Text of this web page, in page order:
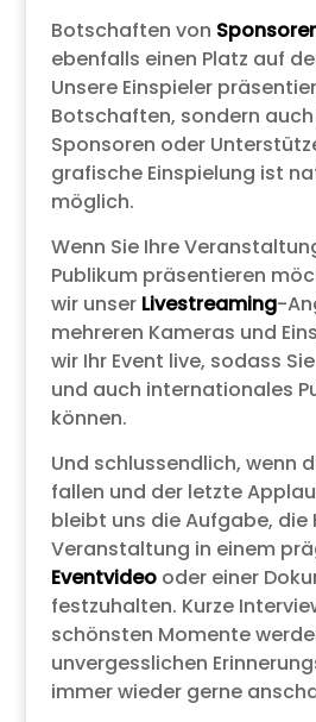
Botschaften von
ebenfalls einen Platz auf
Unsere Einspieler
Botschaften, sondern
Sponsoren oder
grafische Einspielung ist
möglich.
Wenn Sie Ihre
Publikum präsentieren
wir unser Livestreaming-
mehreren Kameras und
wir Ihr Event live, sodass
und auch internationales
können.
Und schlussendlich, wenn
fallen und der letzte
bleibt uns die Aufgabe, die
Veranstaltung in einem
Eventvideooder einer
festzuhalten. Kurze
schönsten Momente
unvergesslichen
immer wieder gerne